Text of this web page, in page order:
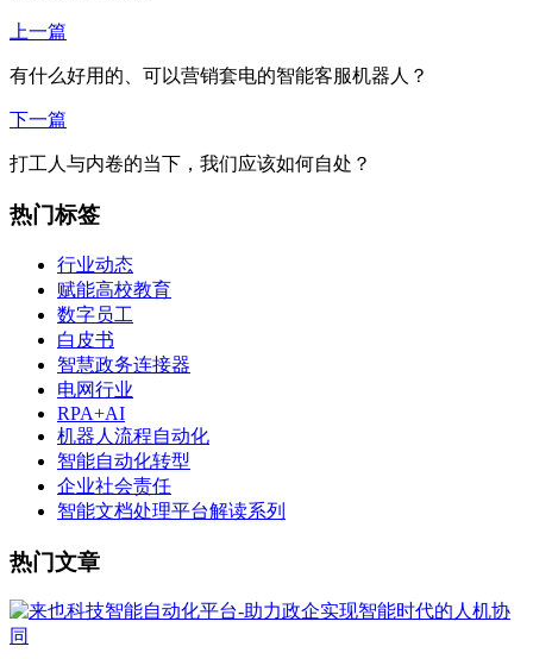
上一篇
有什么好用的、可以营销套电的智能客服机器人？
下一篇
打工人与内卷的当下，我们应该如何自处？
热门标签
行业动态
赋能高校教育
数字员工
白皮书
智慧政务连接器
电网行业
RPA+AI
机器人流程自动化
智能自动化转型
企业社会责任
智能文档处理平台解读系列
热门文章